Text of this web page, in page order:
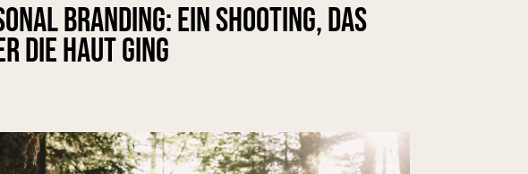
Branding: Ein Shooting, das
die Haut ging